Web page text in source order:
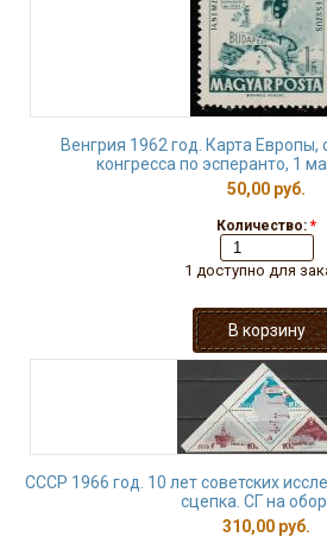
Венгрия 1962 год. Карта
конгресса по эсперанто, 1
50,00 руб.
Количество: *
1 доступно для
СССР 1966 год. 10 лет советских
сцепка. СГ на
310,00 руб.